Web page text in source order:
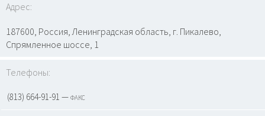
Адрес:
187600, Россия, Ленинградская область, г. Пикалево,
Спрямленное шоссе, 1
Телефоны:
(813) 664-91-91 — факс